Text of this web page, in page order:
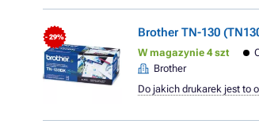
- 29% Brother TN-130
W magazynie 4 szt
Brother
Do jakich drukarek jest to